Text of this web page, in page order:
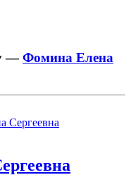
—Фомина Елена